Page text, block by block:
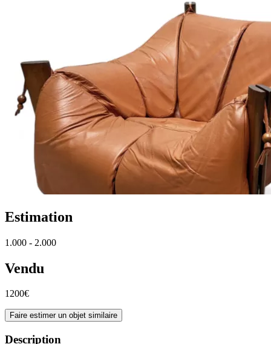
Estimation
1.000 - 2.000
Vendu
1200€
Faire estimer un objet similaire
Description